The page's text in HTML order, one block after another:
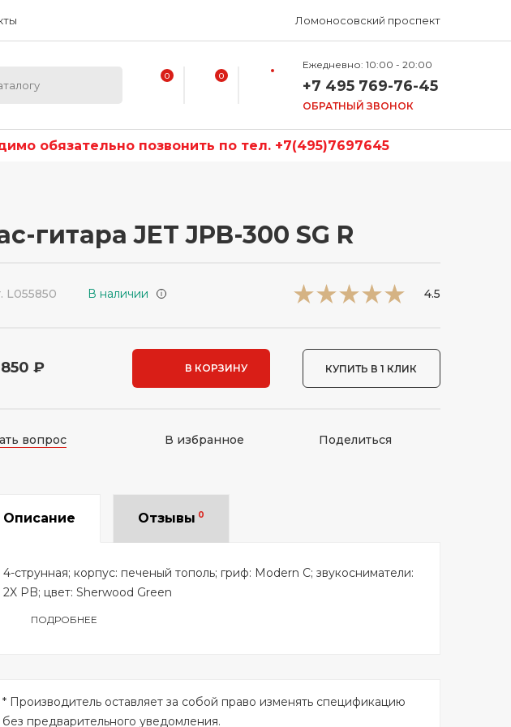
Ломоносовский проспект
0 0
Ежедневно: 10:00 - 20:00
+7 495 769-76-45
ОБРАТНЫЙ ЗВОНОК
обязательно позвонить по тел. +7(495)7697645
гитара JET JPB-300 SG R
L055850 В наличии i 4.5
₽ В КОРЗИНУ КУПИТЬ В 1 КЛИК
вопрос В избранное Поделиться
Описание Отзывы 0
4-струнная; корпус: печеный тополь; гриф: Modern C; звукосниматели:
2X PB; цвет: Sherwood Green
ПОДРОБНЕЕ
* Производитель оставляет за собой право изменять спецификацию
без предварительного уведомления.